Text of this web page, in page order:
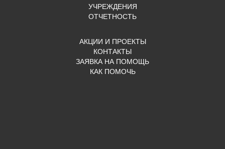
УЧРЕЖДЕНИЯ
ОТЧЕТНОСТЬ
АКЦИИ И ПРОЕКТЫ
КОНТАКТЫ
ЗАЯВКА НА ПОМОЩЬ
КАК ПОМОЧЬ